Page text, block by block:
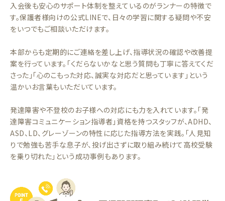
入会後も安心のサポート体制を整えているのがランナーの特徴で
す。保護者様向けの公式LINEで、日々の学習に関する疑問や不安
をいつでもご相談いただけます。
本部からも定期的にご連絡を差し上げ、指導状況の確認や改善提
案を行っています。「くだらないかなと思う質問も丁寧に答えてくだ
さった」「心のこもった対応、誠実な対応だと思っています」という
温かいお言葉もいただいています。
発達障害や不登校のお子様への対応にも力を入れています。「発
達障害コミュニケーション指導者」資格を持つスタッフが、ADHD、
ASD、LD、グレーゾーンの特性に応じた指導方法を実践。「人見知
りで勉強も苦手な息子が、投げ出さずに取り組み続けて高校受験
を乗り切れた」という成功事例もあります。